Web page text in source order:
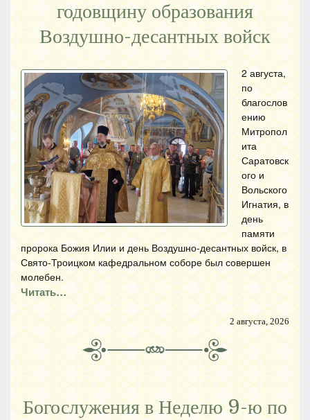
годовщину образования
Воздушно-десантных войск
2 августа,
по
благослов
ению
Митропол
ита
Саратовск
ого и
Вольского
Игнатия, в
день
памяти
пророка Божия Илии и день Воздушно-десантных войск, в
Свято-Троицком кафедральном соборе был совершен
молебен.
Читать…
2 августа, 2026
Богослужения в Неделю 9-ю по